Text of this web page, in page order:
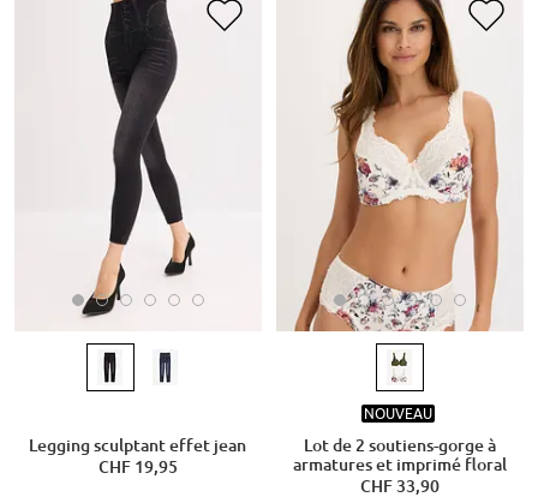
Legging sculptant effet jean
CHF 19,95
NOUVEAU
Lot de 2 soutiens-gorge à
armatures et imprimé floral
CHF 33,90